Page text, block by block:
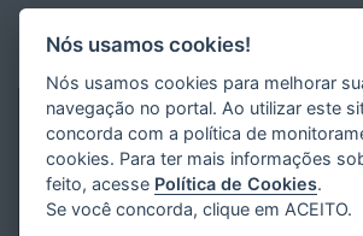
Nós usamos cookies!
Nós usamos cookies para melhorar
navegação no portal. Ao utilizar este
concorda com a política de
cookies. Para ter mais informações
feito, acesse Política de Cookies.
Se você concorda, clique em ACEITO.